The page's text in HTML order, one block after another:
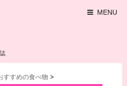
MENU
すすめの食べ物 >